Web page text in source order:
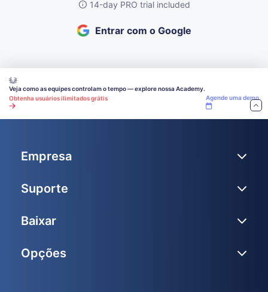
14-day PRO trial included
Entrar com o Google
Veja como as equipes controlam o tempo — explore nossa Academy.
Obtenha usuários ilimitados grátis
Agende uma demo
Empresa
Suporte
Baixar
Opções